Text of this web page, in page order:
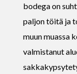
bodega on
paljon töitä ja
muun muassa
valmistanut